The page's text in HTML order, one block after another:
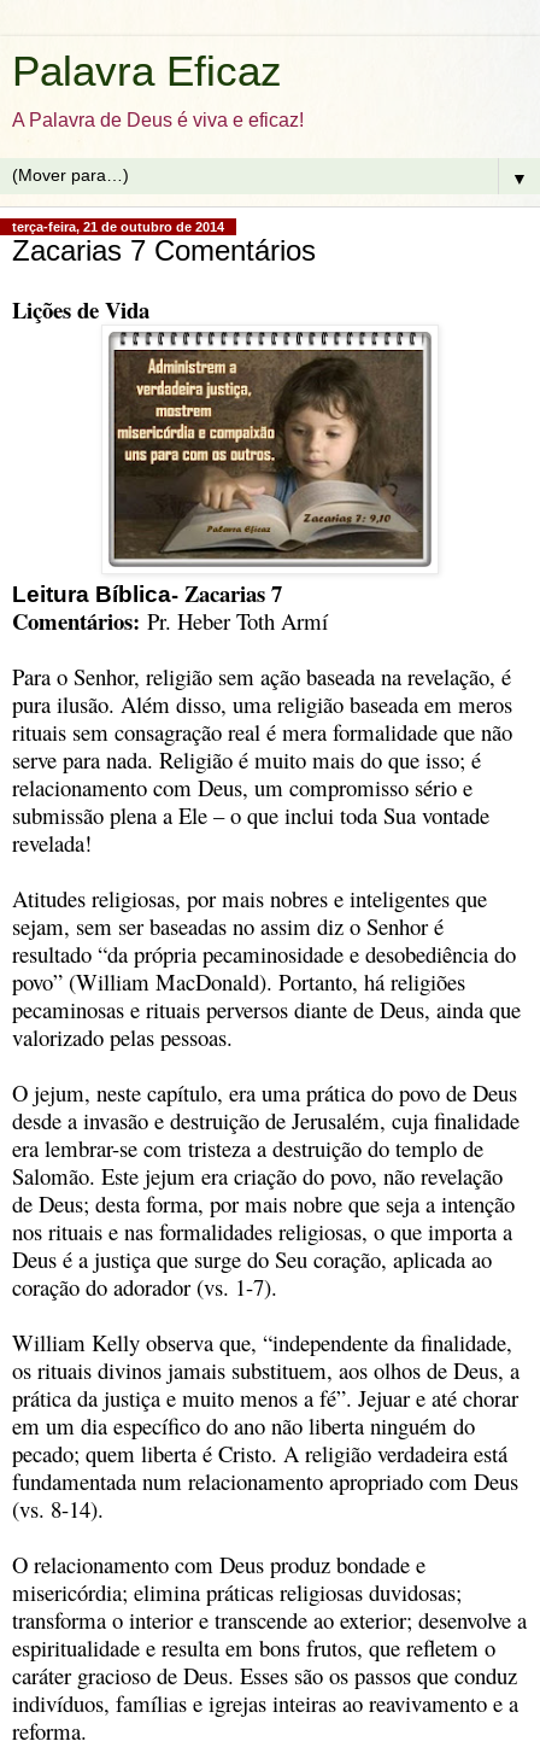
Palavra Eficaz
A Palavra de Deus é viva e eficaz!
▼
terça-feira, 21 de outubro de 2014
Zacarias 7 Comentários
Lições de Vida
Leitura Bíblica- Zacarias 7
Comentários: Pr. Heber Toth Armí
Para o Senhor, religião sem ação baseada na revelação, é
pura ilusão. Além disso, uma religião baseada em meros
rituais sem consagração real é mera formalidade que não
serve para nada. Religião é muito mais do que isso; é
relacionamento com Deus, um compromisso sério e
submissão plena a Ele – o que inclui toda Sua vontade
revelada!
Atitudes religiosas, por mais nobres e inteligentes que
sejam, sem ser baseadas no assim diz o Senhor é
resultado “da própria pecaminosidade e desobediência do
povo” (William MacDonald). Portanto, há religiões
pecaminosas e rituais perversos diante de Deus, ainda que
valorizado pelas pessoas.
O jejum, neste capítulo, era uma prática do povo de Deus
desde a invasão e destruição de Jerusalém, cuja finalidade
era lembrar-se com tristeza a destruição do templo de
Salomão. Este jejum era criação do povo, não revelação
de Deus; desta forma, por mais nobre que seja a intenção
nos rituais e nas formalidades religiosas, o que importa a
Deus é a justiça que surge do Seu coração, aplicada ao
coração do adorador (vs. 1-7).
William Kelly observa que, “independente da finalidade,
os rituais divinos jamais substituem, aos olhos de Deus, a
prática da justiça e muito menos a fé”. Jejuar e até chorar
em um dia específico do ano não liberta ninguém do
pecado; quem liberta é Cristo. A religião verdadeira está
fundamentada num relacionamento apropriado com Deus
(vs. 8-14).
O relacionamento com Deus produz bondade e
misericórdia; elimina práticas religiosas duvidosas;
transforma o interior e transcende ao exterior; desenvolve a
espiritualidade e resulta em bons frutos, que refletem o
caráter gracioso de Deus. Esses são os passos que conduz
indivíduos, famílias e igrejas inteiras ao reavivamento e a
reforma.